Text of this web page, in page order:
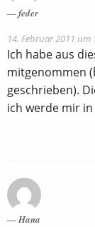
feder
14. Februar 2011 um
Ich habe aus
mitgenommen
geschrieben).
ich werde mir
Hana